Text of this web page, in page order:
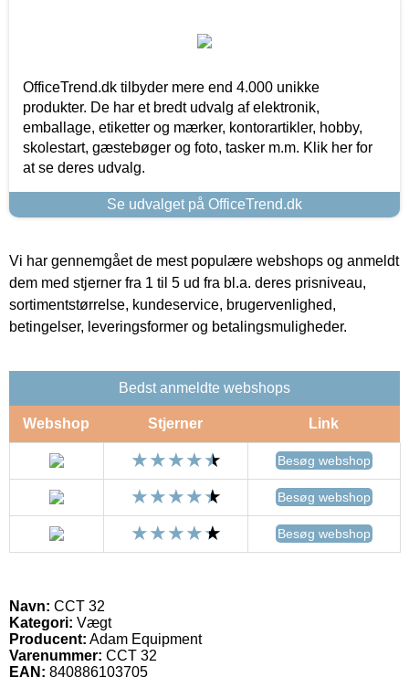
OfficeTrend.dk tilbyder mere end 4.000 unikke
produkter. De har et bredt udvalg af elektronik,
emballage, etiketter og mærker, kontorartikler, hobby,
skolestart, gæstebøger og foto, tasker m.m. Klik her for
at se deres udvalg.
Se udvalget på OfficeTrend.dk
Vi har gennemgået de mest populære webshops og anmeldt
dem med stjerner fra 1 til 5 ud fra bl.a. deres prisniveau,
sortimentstørrelse, kundeservice, brugervenlighed,
betingelser, leveringsformer og betalingsmuligheder.
Bedst anmeldte webshops
Webshop Stjerner Link
Besøg webshop
Besøg webshop
Besøg webshop
Navn: CCT 32
Kategori: Vægt
Producent: Adam Equipment
Varenummer: CCT 32
EAN: 840886103705